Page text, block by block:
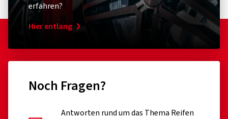
erfahren?
Hier entlang
Noch Fragen?
Antworten rund um das Thema Reifen